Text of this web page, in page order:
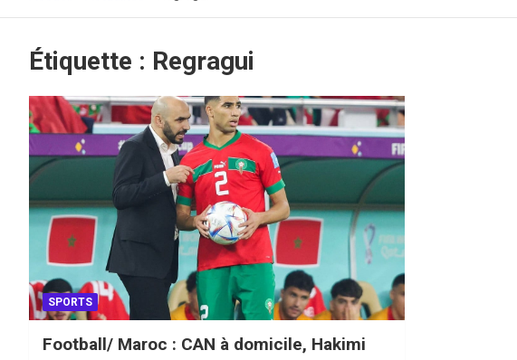
Étiquette : Regragui
SPORTS
Football/ Maroc : CAN à domicile, Hakimi